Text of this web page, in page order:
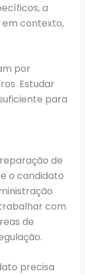
a
contexto,
por
Estudar
para
de
o candidato
com
de
precisa